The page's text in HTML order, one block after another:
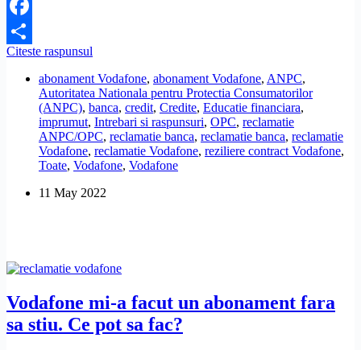
Facebook
Share
Citeste raspunsul
a
prelungit
abuziv
pe
incă
2
ani
la
Cum
face
reclamatie
abonament Vodafone, abonament Vodafone, ANPC,
Autoritatea Nationala pentru Protectia Consumatorilor
(ANPC), banca, credit, Credite, Educatie financiara,
imprumut, Intrebari si raspunsuri, OPC, reclamatie
ANPC/OPC, reclamatie banca, reclamatie banca, reclamatie
Vodafone, reclamatie Vodafone, reziliere contract Vodafone,
Toate, Vodafone, Vodafone
11 May 2022
Vodafone mi-a facut un abonament fara
sa stiu. Ce pot sa fac?